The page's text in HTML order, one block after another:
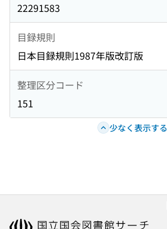
22291583
目録規則
日本目録規則1987年版改訂版
整理区分コード
151
少なく表示する